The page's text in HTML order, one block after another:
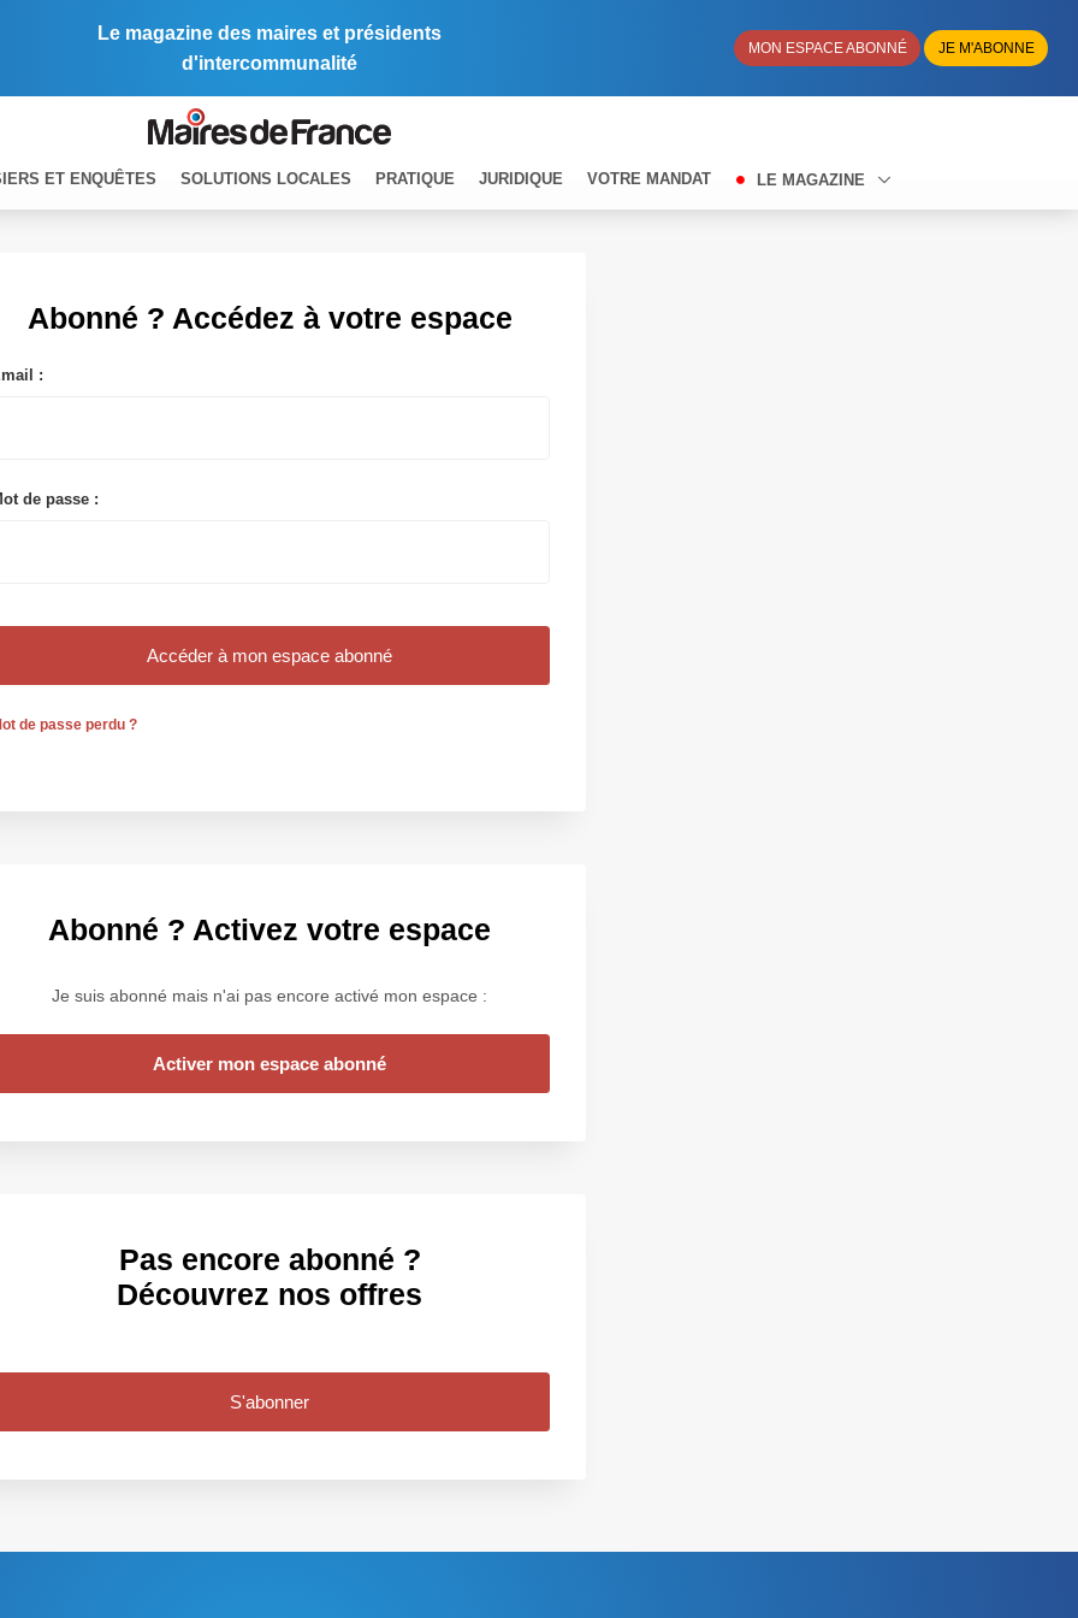
Le magazine des maires et présidents
d'intercommunalité
MON ESPACE ABONNÉ JE M'ABONNE
ET ENQUÊTES SOLUTIONS LOCALES PRATIQUE JURIDIQUE VOTRE MANDAT LE MAGAZINE
Abonné ? Accédez à votre espace
:
de passe :
de passe perdu ?
Abonné ? Activez votre espace
Je suis abonné mais n'ai pas encore activé mon espace :
Activer mon espace abonné
Pas encore abonné ?
Découvrez nos offres
S'abonner